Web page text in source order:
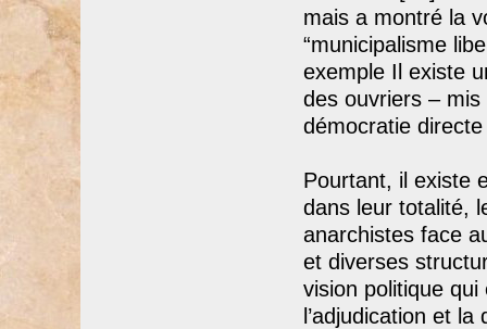
mais a montré la
“municipalisme
exemple Il existe
des ouvriers –
démocratie
Pourtant, il existe
dans leur totalité,
anarchistes face
et diverses
vision politique
l’adjudication et